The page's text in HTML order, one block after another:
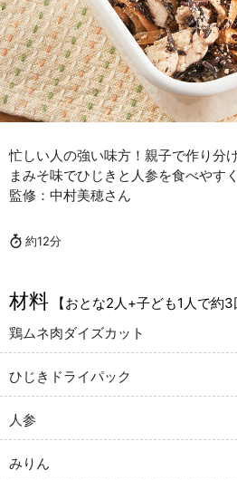
忙しい人の強い味方！親子で作り分
まみそ味でひじきと人参を食べやすく
監修：中村美穂さん
約12分
材料
【おとな2人+子ども1人で約3
鶏ムネ肉ダイズカット
ひじきドライパック
人参
みりん